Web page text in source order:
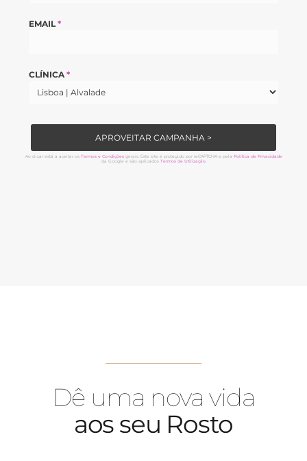
EMAIL*
CLÍNICA*
APROVEITAR CAMPANHA >
Ao clicar está a aceitar os Termos e Condiçõesgerais. Este site é protegido por reCAPTCHA e pela Política de Privacidade
da Google e são aplicados Termos de Utilização.
Dê uma nova vida
aos seu Rosto